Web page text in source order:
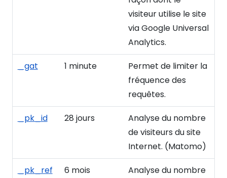
visiteur utilise le site
via Google Universal
Analytics.
_gat 1 minute
Permet de limiter la
fréquence des
requêtes.
_pk_id 28 jours
Analyse du nombre
de visiteurs du site
Internet. (Matomo)
_pk_ref 6 mois
Analyse du nombre